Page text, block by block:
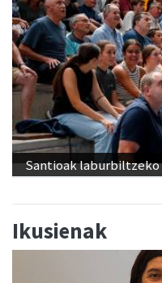
Santioak laburbiltzeko
Ikusienak